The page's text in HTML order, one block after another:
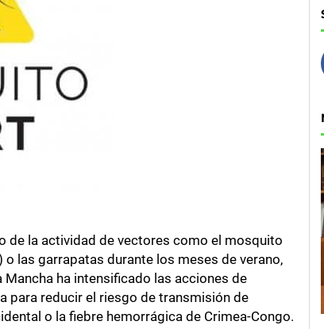
de la actividad de vectores como el mosquito
o las garrapatas durante los meses de verano,
Mancha ha intensificado las acciones de
para reducir el riesgo de transmisión de
o la fiebre hemorrágica de Crimea-Congo.